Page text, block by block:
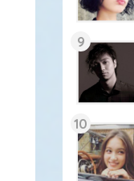
9
10